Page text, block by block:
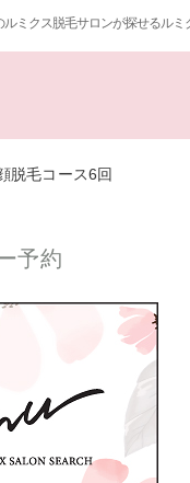
ミクス脱毛サロンが探せるルミ
脱毛コース6回
予約